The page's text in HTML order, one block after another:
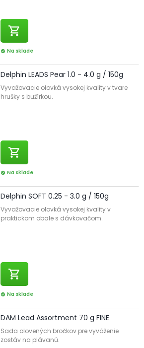
shopping_cart
check_circle Na sklade
Delphin LEADS Pear 1.0 - 4.0 g / 150g
Vyvažovacie olovká vysokej kvality v tvare
hrušky s bužírkou.
shopping_cart
check_circle Na sklade
Delphin SOFT 0.25 - 3.0 g / 150g
Vyvažovacie olovká vysokej kvality v
praktickom obale s dávkovačom.
shopping_cart
check_circle Na sklade
DAM Lead Assortment 70 g FINE
Sada olovených bročkov pre vyváženie
zostáv na plávanú.